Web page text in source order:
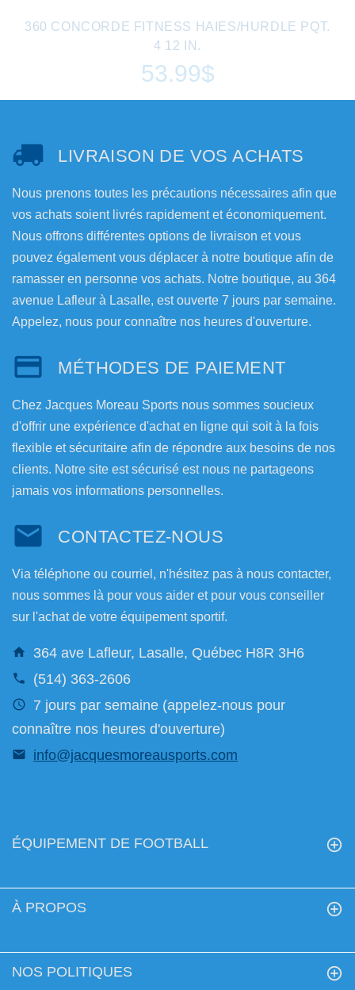
360 CONCORDE FITNESS HAIES/HURDLE PQT.
4 12 IN.
53.99$
LIVRAISON DE VOS ACHATS
Nous prenons toutes les précautions nécessaires afin que
vos achats soient livrés rapidement et économiquement.
Nous offrons différentes options de livraison et vous
pouvez également vous déplacer à notre boutique afin de
ramasser en personne vos achats. Notre boutique, au 364
avenue Lafleur à Lasalle, est ouverte 7 jours par semaine.
Appelez, nous pour connaître nos heures d'ouverture.
MÉTHODES DE PAIEMENT
Chez Jacques Moreau Sports nous sommes soucieux
d'offrir une expérience d'achat en ligne qui soit à la fois
flexible et sécuritaire afin de répondre aux besoins de nos
clients. Notre site est sécurisé est nous ne partageons
jamais vos informations personnelles.
CONTACTEZ-NOUS
Via téléphone ou courriel, n'hésitez pas à nous contacter,
nous sommes là pour vous aider et pour vous conseiller
sur l'achat de votre équipement sportif.
364 ave Lafleur, Lasalle, Québec H8R 3H6
(514) 363-2606
7 jours par semaine (appelez-nous pour
connaître nos heures d'ouverture)
info@jacquesmoreausports.com
ÉQUIPEMENT DE FOOTBALL
À PROPOS
NOS POLITIQUES